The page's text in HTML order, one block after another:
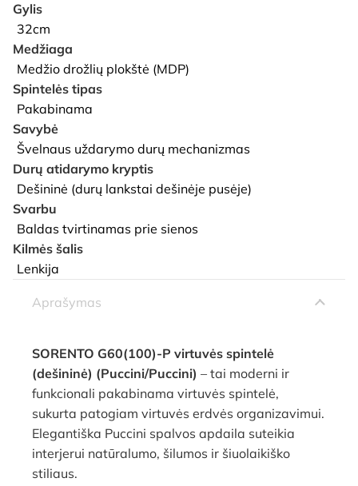
Gylis
32cm
Medžiaga
Medžio drožlių plokštė (MDP)
Spintelės tipas
Pakabinama
Savybė
Švelnaus uždarymo durų mechanizmas
Durų atidarymo kryptis
Dešininė (durų lankstai dešinėje pusėje)
Svarbu
Baldas tvirtinamas prie sienos
Kilmės šalis
Lenkija
Aprašymas
SORENTO G60(100)-P virtuvės spintelė
(dešininė) (Puccini/Puccini) – tai moderni ir
funkcionali pakabinama virtuvės spintelė,
sukurta patogiam virtuvės erdvės organizavimui.
Elegantiška Puccini spalvos apdaila suteikia
interjerui natūralumo, šilumos ir šiuolaikiško
stiliaus.